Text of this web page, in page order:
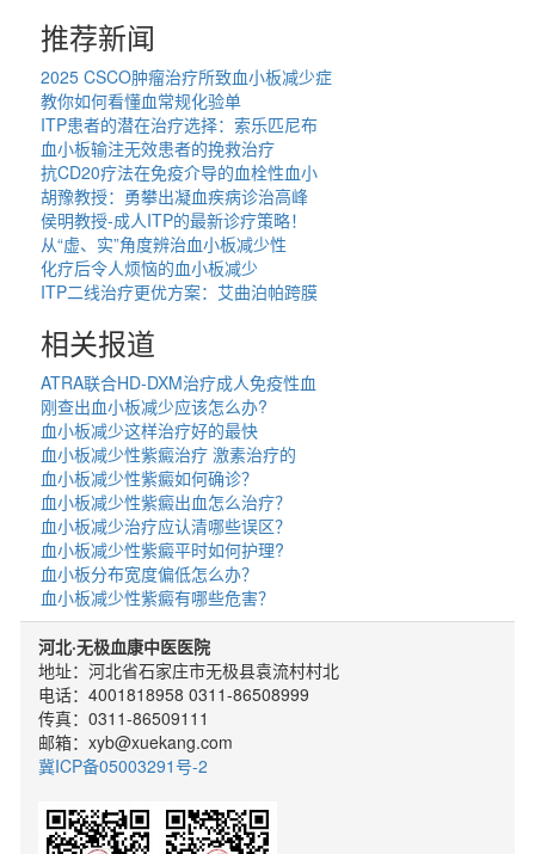
推荐新闻
2025 CSCO肿瘤治疗所致血小板减少症
教你如何看懂血常规化验单
ITP患者的潜在治疗选择：索乐匹尼布
血小板输注无效患者的挽救治疗
抗CD20疗法在免疫介导的血栓性血小
胡豫教授：勇攀出凝血疾病诊治高峰
侯明教授-成人ITP的最新诊疗策略！
从“虚、实”角度辨治血小板减少性
化疗后令人烦恼的血小板减少
ITP二线治疗更优方案：艾曲泊帕跨膜
相关报道
ATRA联合HD-DXM治疗成人免疫性血
刚查出血小板减少应该怎么办?
血小板减少这样治疗好的最快
血小板减少性紫癜治疗 激素治疗的
血小板减少性紫癜如何确诊？
血小板减少性紫癜出血怎么治疗？
血小板减少治疗应认清哪些误区？
血小板减少性紫癜平时如何护理?
血小板分布宽度偏低怎么办？
血小板减少性紫癜有哪些危害？
河北·无极血康中医医院
地址：河北省石家庄市无极县袁流村村北
电话：4001818958 0311-86508999
传真：0311-86509111
邮箱：xyb@xuekang.com
冀ICP备05003291号-2